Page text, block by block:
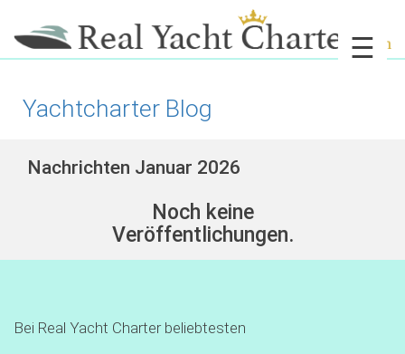
☰
Yachtcharter Blog
Nachrichten Januar 2026
Noch keine
Veröffentlichungen.
Bei Real Yacht Charter beliebtesten